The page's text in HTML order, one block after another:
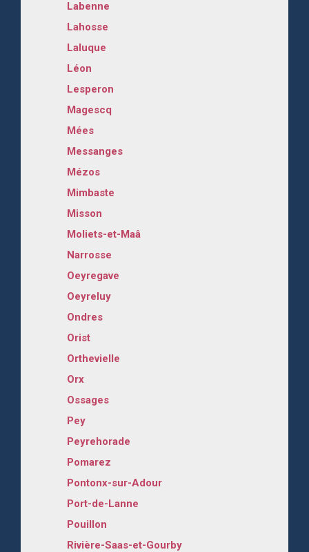
Labenne
Lahosse
Laluque
Léon
Lesperon
Magescq
Mées
Messanges
Mézos
Mimbaste
Misson
Moliets-et-Maâ
Narrosse
Oeyregave
Oeyreluy
Ondres
Orist
Orthevielle
Orx
Ossages
Pey
Peyrehorade
Pomarez
Pontonx-sur-Adour
Port-de-Lanne
Pouillon
Rivière-Saas-et-Gourby